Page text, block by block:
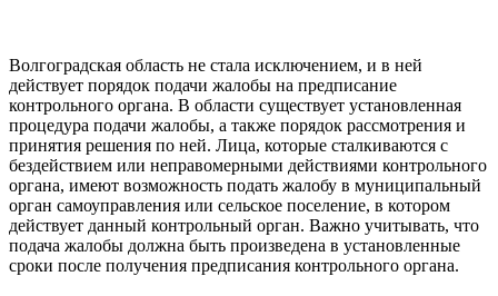
Волгоградская область не стала исключением, и в ней
действует порядок подачи жалобы на предписание
контрольного органа. В области существует установленная
процедура подачи жалобы, а также порядок рассмотрения и
принятия решения по ней. Лица, которые сталкиваются с
бездействием или неправомерными действиями контрольного
органа, имеют возможность подать жалобу в муниципальный
орган самоуправления или сельское поселение, в котором
действует данный контрольный орган. Важно учитывать, что
подача жалобы должна быть произведена в установленные
сроки после получения предписания контрольного органа.